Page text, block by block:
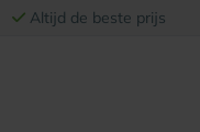
Altijd de beste prijs